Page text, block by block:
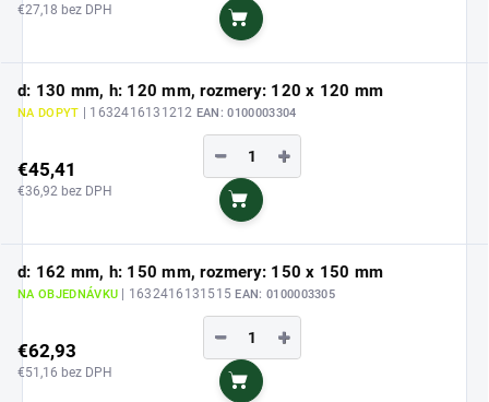
€27,18 bez DPH
Do košíka
d: 130 mm, h: 120 mm, rozmery: 120 x 120 mm
NA DOPYT | 1632416131212 EAN: 0100003304
€45,41
€36,92 bez DPH
+
−
Do košíka
d: 162 mm, h: 150 mm, rozmery: 150 x 150 mm
NA OBJEDNÁVKU | 1632416131515EAN: 0100003305
€62,93
€51,16 bez DPH
+
−
Do košíka